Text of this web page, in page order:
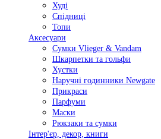
Худі
Спідниці
Топи
Аксесуари
Сумки Vlieger & Vandam
Шкарпетки та гольфи
Хустки
Наручні годинники Newgate
Прикраси
Парфуми
Маски
Рюкзаки та сумки
Інтер'єр, декор, книги